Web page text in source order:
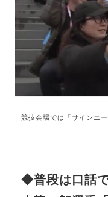
競技会場では「サインエ
◆普段は口話